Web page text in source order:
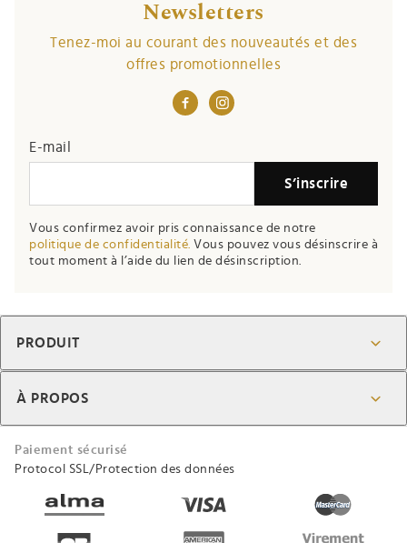
Newsletters
Tenez-moi au courant des nouveautés et des
offres promotionnelles
E-mail
S’inscrire
Vous confirmez avoir pris connaissance de notre
politique de confidentialité. Vous pouvez vous désinscrire à
tout moment à l’aide du lien de désinscription.
PRODUIT
À PROPOS
Paiement sécurisé
Protocol SSL/Protection des données